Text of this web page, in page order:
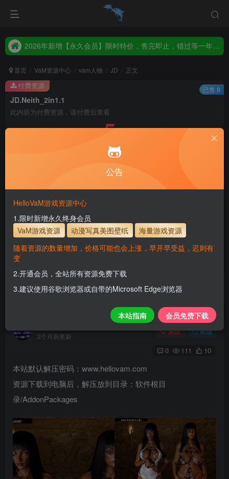
2026年新增【永久会员】限时特价，售完即止，错过等一年！！！
2026年新增【永久会员】限时特价，售完即止，错过等一年！！！
首页 VaM资源中心 vam人物 JD 正文
JD.Neith_2in1.1
此内容为付费资源，请付费后查看
5
立即购买
主流网盘——高速下载
支付页面打不开或支付后不跳转请联系QQ：3317425885
使用方法
解压后，放进文件夹AddonPackages即可，更多请看本
付费资源 已售 9
2个月前更新
关注 私信
0 111 10
本站默认解压密码：www.hellovam.com
资源下载到电脑后，解压放到目录：软件根目
录/AddonPackages
公告
HelloVaM游戏资源中心
1.限时新增永久终身会员
VaM游戏资源
动漫写真美图壁纸
海量游戏资源
随着资源的数量增加，价格可能也会上涨，早开早受益，迟则有
变
2.开通会员，全站所有资源免费下载
3.建议使用谷歌浏览器或自带的Microsoft Edge浏览器
本站指南 会员免费下载